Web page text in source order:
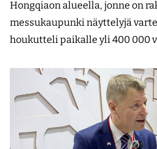
Hongqiaon alueella, jonne on
messukaupunki näyttelyjä
houkutteli paikalle yli 400 000